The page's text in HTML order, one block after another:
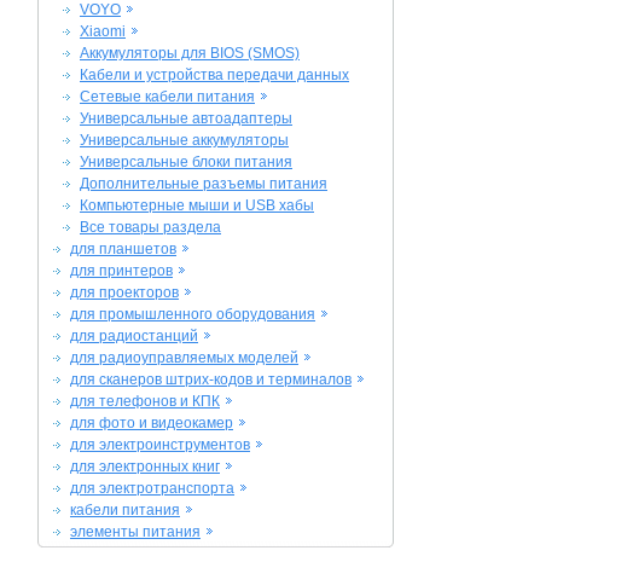
VOYO
Xiaomi
Аккумуляторы для BIOS (SMOS)
Кабели и устройства передачи данных
Сетевые кабели питания
Универсальные автоадаптеры
Универсальные аккумуляторы
Универсальные блоки питания
Дополнительные разъемы питания
Компьютерные мыши и USB хабы
Все товары раздела
для планшетов
для принтеров
для проекторов
для промышленного оборудования
для радиостанций
для радиоуправляемых моделей
для сканеров штрих-кодов и терминалов
для телефонов и КПК
для фото и видеокамер
для электроинструментов
для электронных книг
для электротранспорта
кабели питания
элементы питания